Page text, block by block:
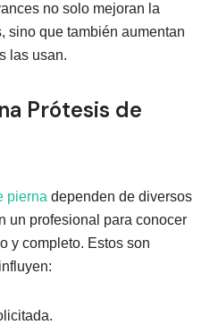
no solo mejoran la
sino que también aumentan
las usan.
Prótesis de
pierna dependen de diversos
un profesional para conocer
y completo. Estos son